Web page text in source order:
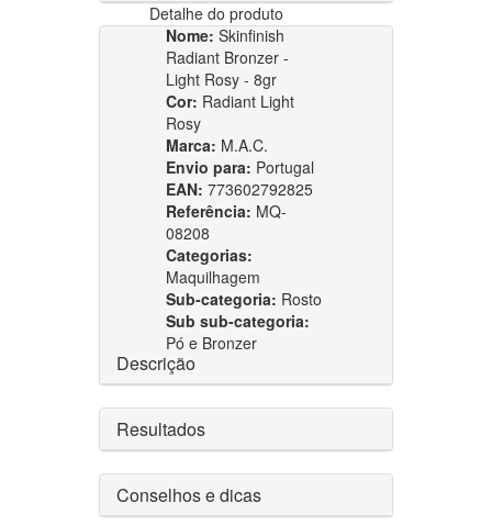
Detalhe do produto
Nome: Skinfinish
Radiant Bronzer -
Light Rosy - 8gr
Cor: Radiant Light
Rosy
Marca: M.A.C.
Envio para: Portugal
EAN: 773602792825
Referência: MQ-
08208
Categorias:
Maquilhagem
Sub-categoria: Rosto
Sub sub-categoria:
Pó e Bronzer
Descrição
Resultados
Conselhos e dicas